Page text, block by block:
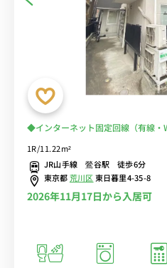
◆インターネット固定回線（有線
徒歩圏内！出張・研修の徒歩通勤に
1R/11.22m²
JR山手線 鶯谷駅 徒歩6分
東京都荒川区東日暮里4-35-8
2026年11月17日から入居可